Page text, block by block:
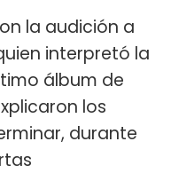
la audición a
interpretó la
álbum de
los
durante